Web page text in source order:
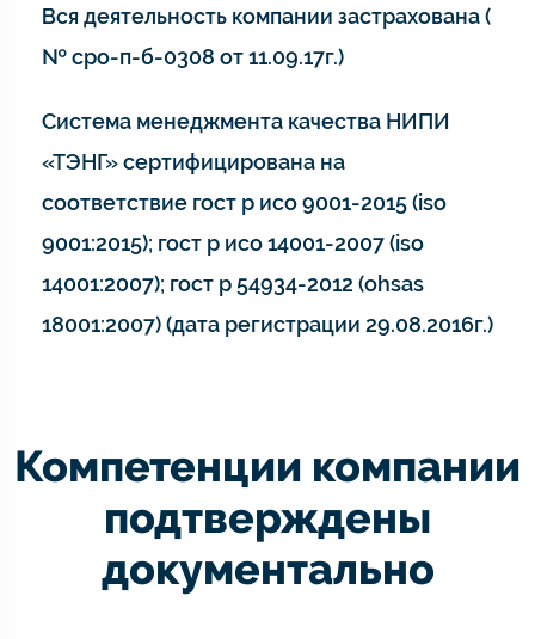
Вся деятельность компании застрахована (
№ сро-п-б-0308 от 11.09.17г.)
Система менеджмента качества НИПИ
«ТЭНГ» сертифицирована на
соответствие гост р исо 9001-2015 (iso
9001:2015); гост р исо 14001-2007 (iso
14001:2007); гост р 54934-2012 (ohsas
18001:2007) (дата регистрации 29.08.2016г.)
Компетенции компании
подтверждены
документально